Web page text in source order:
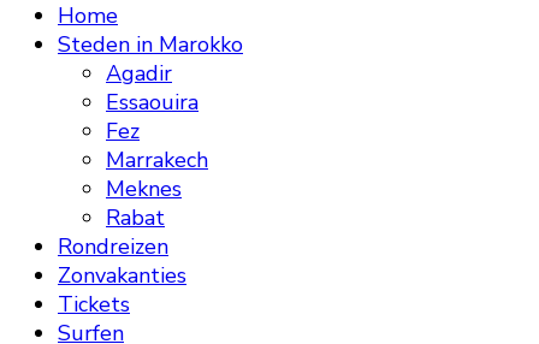
Home
Steden in Marokko
Agadir
Essaouira
Fez
Marrakech
Meknes
Rabat
Rondreizen
Zonvakanties
Tickets
Surfen